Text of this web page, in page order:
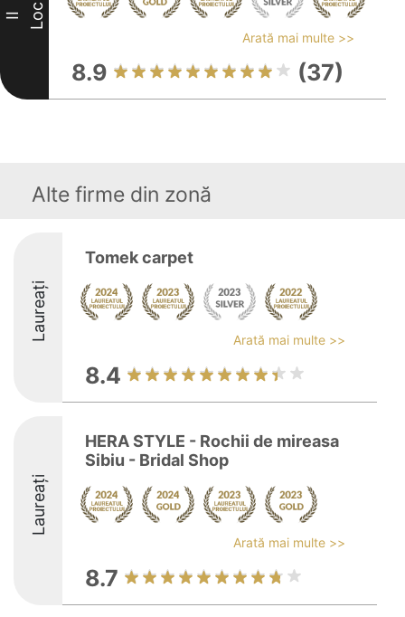
II Loc
Arată mai multe >>
8.9 (37)
Alte firme din zonă
Laureați
Tomek carpet
Arată mai multe >>
8.4
Laureați
HERA STYLE - Rochii de mireasa
Sibiu - Bridal Shop
Arată mai multe >>
8.7